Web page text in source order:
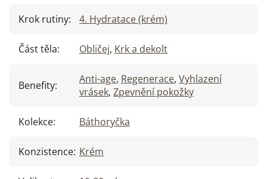
Krok rutiny: 4. Hydratace (krém)
Část těla: Obličej, Krk a dekolt
Benefity: Anti-age, Regenerace, Vyhlazení
vrásek, Zpevnění pokožky
Kolekce: Báthoryčka
Konzistence: Krém